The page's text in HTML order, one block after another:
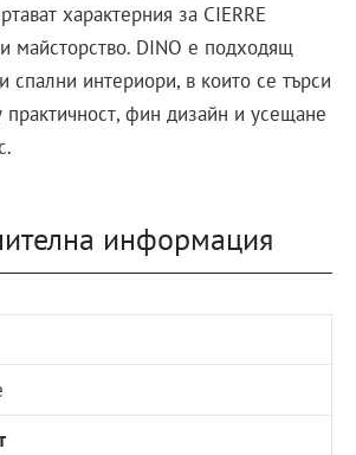
характерния за CIERRE
майсторство. DINO е подходящ
спални интериори, в които се търси
фин дизайн и усещане
информация